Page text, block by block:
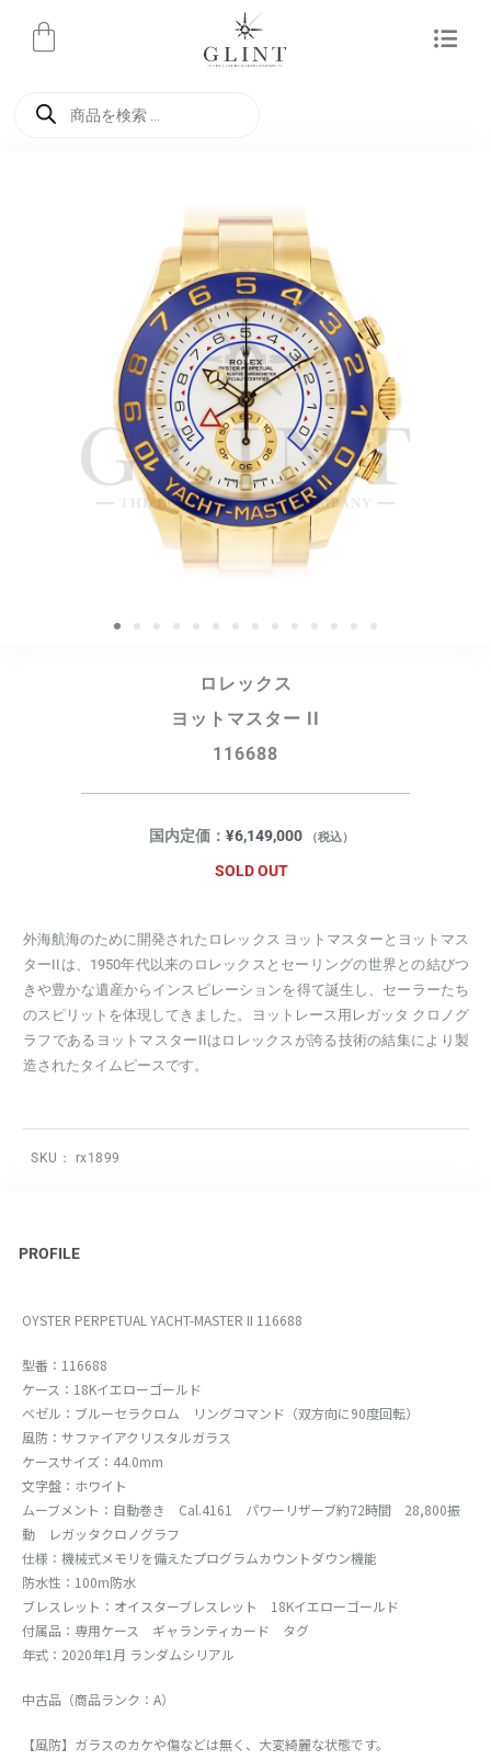
ロレックス
ヨットマスター II
116688
国内定価： ¥6,149,000 （税込）
SOLD OUT
外海航海のために開発されたロレックス ヨットマスターとヨットマス
ターIIは、1950年代以来のロレックスとセーリングの世界との結びつ
きや豊かな遺産からインスピレーションを得て誕生し、セーラーたち
のスピリットを体現してきました。ヨットレース用レガッタ クロノグ
ラフであるヨットマスターIIはロレックスが誇る技術の結集により製
造されたタイムピースです。
SKU： rx1899
PROFILE
OYSTER PERPETUAL YACHT-MASTER II 116688
型番：116688
ケース：18Kイエローゴールド
ベゼル：ブルーセラクロム リングコマンド（双方向に90度回転）
風防：サファイアクリスタルガラス
ケースサイズ：44.0mm
文字盤：ホワイト
ムーブメント：自動巻き Cal.4161 パワーリザーブ約72時間 28,800振
動 レガッタクロノグラフ
仕様：機械式メモリを備えたプログラムカウントダウン機能
防水性：100m防水
ブレスレット：オイスターブレスレット 18Kイエローゴールド
付属品：専用ケース ギャランティカード タグ
年式：2020年1月 ランダムシリアル
中古品（商品ランク：A）
【風防】ガラスのカケや傷などは無く、大変綺麗な状態です。